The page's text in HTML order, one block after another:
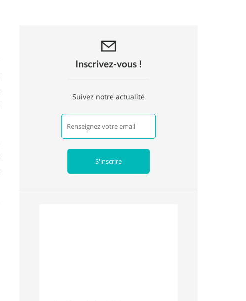
Inscrivez-vous !
Suivez notre actualité